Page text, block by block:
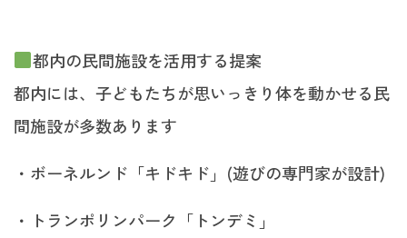
都内の民間施設を活用する提案
都内には、子どもたちが思いっきり体を動かせる民
間施設が多数あります
・ボーネルンド「キドキド」(遊びの専門家が設計)
・トランポリンパーク「トンデミ」